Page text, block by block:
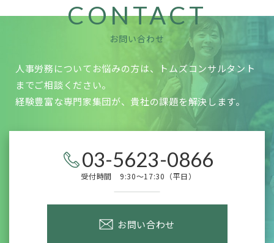
CONTACT
お問い合わせ
人事労務についてお悩みの方は、トムズコンサルタント
までご相談ください。
経験豊富な専門家集団が、貴社の課題を解決します。
03-5623-0866
受付時間 9:30～17:30（平日）
お問い合わせ